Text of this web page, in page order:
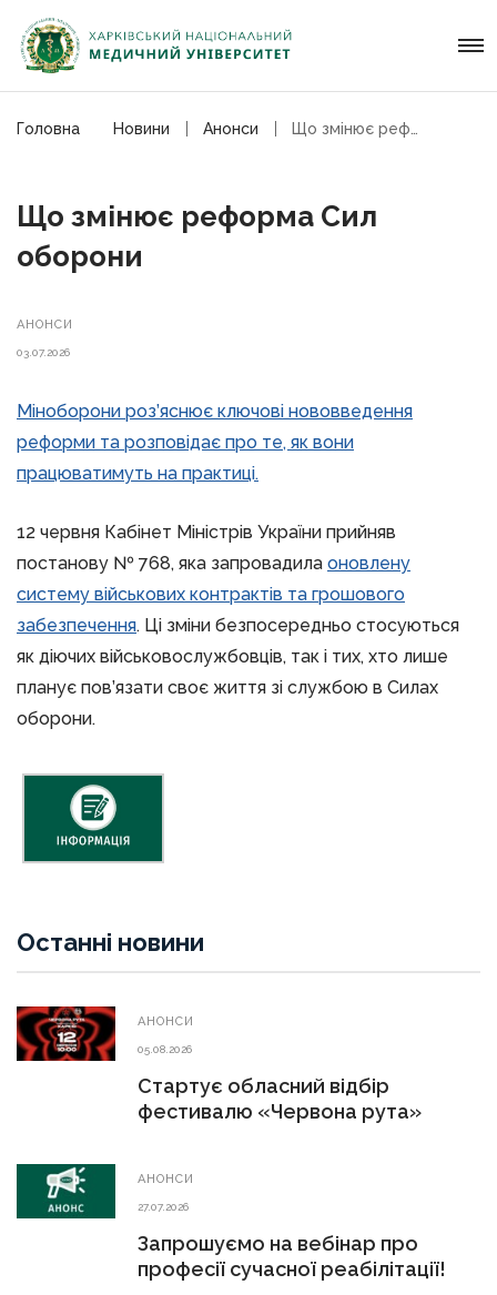
Головна Новини Анонси
Що змінює реформа Сил
оборони
АНОНСИ
03.07.2026
Міноборони роз’яснює ключові нововведення
реформи та розповідає про те, як вони
працюватимуть на практиці.
12 червня Кабінет Міністрів України прийняв
постанову № 768, яка запровадила оновлену
систему військових контрактів та грошового
забезпечення. Ці зміни безпосередньо стосуються
як діючих військовослужбовців, так і тих, хто лише
планує пов’язати своє життя зі службою в Силах
оборони.
Останні новини
АНОНСИ
05.08.2026
Стартує обласний відбір
фестивалю «Червона рута»
АНОНСИ
27.07.2026
Запрошуємо на вебінар про
професії сучасної реабілітації!